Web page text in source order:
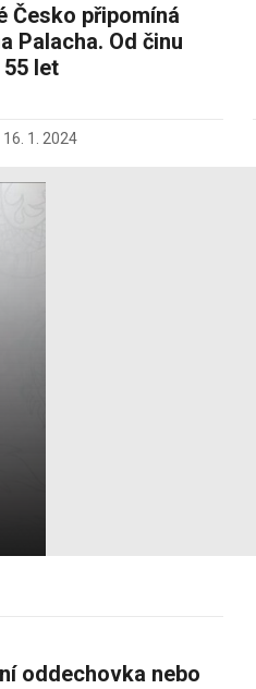
Česko připomíná
Palacha. Od činu
let
16. 1. 2024
oddechovka nebo